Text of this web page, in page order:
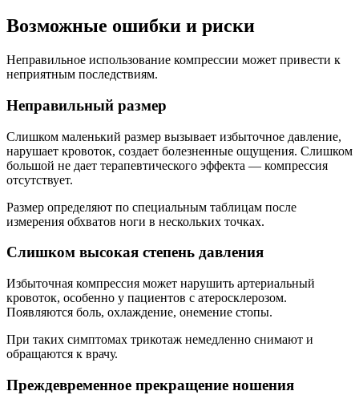
Возможные ошибки и риски
Неправильное использование компрессии может привести к
неприятным последствиям.
Неправильный размер
Слишком маленький размер вызывает избыточное давление,
нарушает кровоток, создает болезненные ощущения. Слишком
большой не дает терапевтического эффекта — компрессия
отсутствует.
Размер определяют по специальным таблицам после
измерения обхватов ноги в нескольких точках.
Слишком высокая степень давления
Избыточная компрессия может нарушить артериальный
кровоток, особенно у пациентов с атеросклерозом.
Появляются боль, охлаждение, онемение стопы.
При таких симптомах трикотаж немедленно снимают и
обращаются к врачу.
Преждевременное прекращение ношения